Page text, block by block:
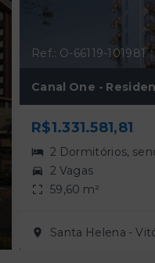
Ref.: O-66119-101981
Canal One -
R$1.331.581,81
2 Dormitórios,
2 Vagas
59,60 m²
Santa Helena -